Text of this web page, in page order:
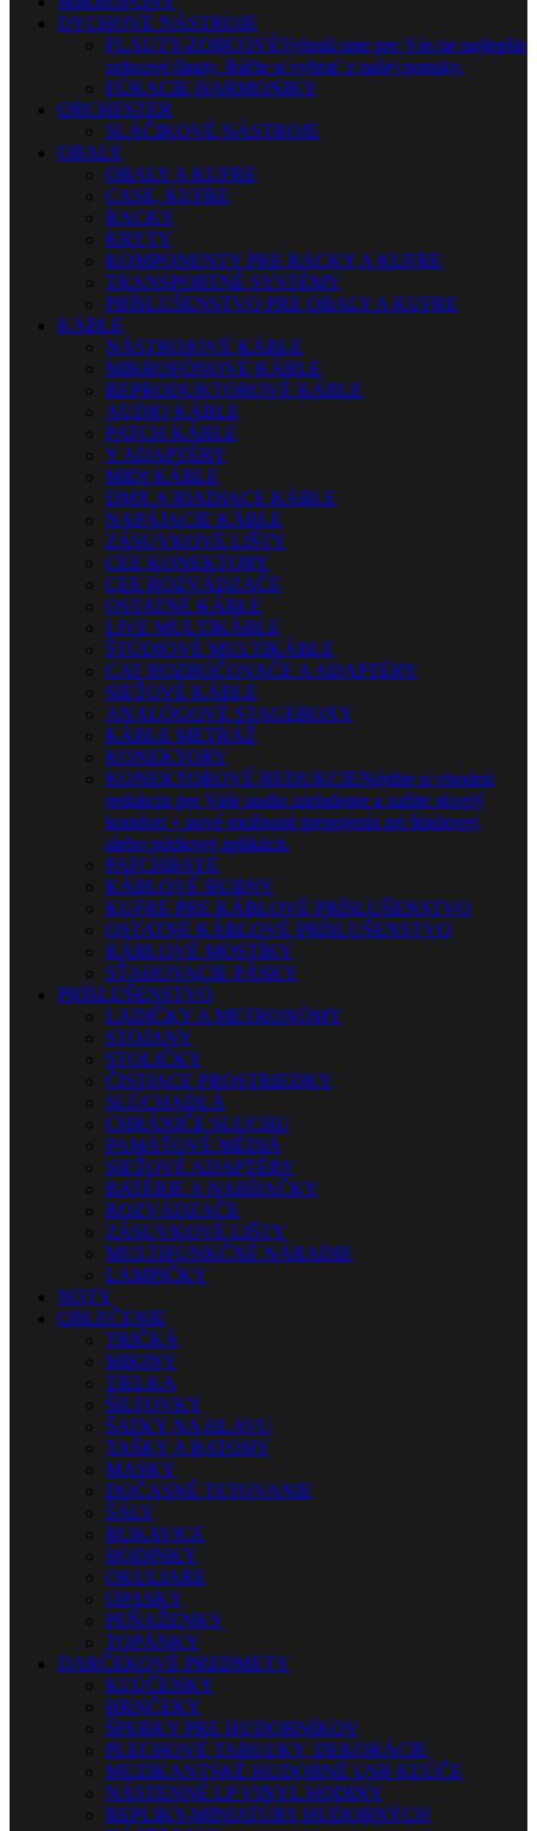
DYCHOVÉ NÁSTROJE
FLAUTY-ZOBCOVÉVybrali sme pre Vás tie najlepšie
zobcové flauty. Ráčte si vybrať z našej ponuky.
FÚKACIE HARMONIKY
ORCHESTER
SLÁČIKOVÉ NÁSTROJE
OBALY
OBALY A KUFRE
CASE, KUFRE
RACKY
KRYTY
KOMPONENTY PRE RACKY A KUFRE
TRANSPORTNÉ SYSTÉMY
PRÍSLUŠENSTVO PRE OBALY A KUFRE
KÁBLE
NÁSTROJOVÉ KÁBLE
MIKROFÓNOVÉ KÁBLE
REPRODUKTOROVÉ KÁBLE
AUDIO KÁBLE
PATCH KÁBLE
Y ADAPTÉRY
MIDI KÁBLE
DMX A RIADIACE KÁBLE
NAPÁJACIE KÁBLE
ZÁSUVKOVÉ LIŠTY
CEE KONEKTORY
CEE ROZVÁDZAČE
OSTATNÉ KÁBLE
LIVE MULTIKÁBLE
ŠTÚDIOVÉ MULTIKÁBLE
CAT ROZBOČOVAČE A ADAPTÉRY
SIEŤOVÉ KÁBLE
ANALÓGOVÉ STAGEBOXY
KÁBLE METRÁŽ
KONEKTORY
KONEKTOROVÉ REDUKCIENájdite si vhodnú
redukciu pre Vaše audio zariadenie a zažite skvelý
komfort + nové možnosti prepojenia pri štúdiovej,
alebo pódiovej aplikácii.
PATCHBAYE
KÁBLOVÉ BUBNY
KUFRE PRE KÁBLOVÉ PRÍSLUŠENSTVO
OSTATNÉ KÁBLOVÉ PRÍSLUŠENSTVO
KÁBLOVÉ MOSTÍKY
SŤAHOVACIE PÁSKY
PRÍSLUŠENSTVO
LADIČKY A METRONÓMY
STOJANY
STOLIČKY
ČISTIACE PROSTRIEDKY
SLÚCHADLÁ
CHRÁNIČE SLUCHU
PAMÄŤOVÉ MÉDIÁ
SIEŤOVÉ ADAPTÉRY
BATÉRIE A NABÍJAČKY
ROZVÁDZAČE
ZÁSUVKOVÉ LIŠTY
MULTIFUNKČNÉ NÁRADIE
LAMPIČKY
NOTY
OBLEČENIE
TRIČKÁ
MIKINY
TIELKA
ŠILTOVKY
ŠATKY NA HLAVU
TAŠKY A BATOHY
MASKY
DOČASNÉ TETOVANIE
ŠÁLY
RUKAVICE
HODINKY
OKULIARE
OPASKY
PEŇAŽENKY
TOPÁNKY
DARČEKOVÉ PREDMETY
KĽÚČENKY
HRNČEKY
ŠPERKY PRE HUDOBNÍKOV
PLECHOVÉ TABUĽKY, DEKORÁCIE
MUZIKANTSKÉ HUDOBNÉ USB KĽÚČE
NÁSTENNÉ LP VINYL HODINY
REPLIKY-MINIATÚRY HUDOBNÝCH